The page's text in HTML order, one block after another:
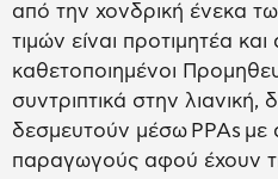
από την χονδρική ένεκα
τιμών είναι προτιμητέα
καθετοποιημένοι
συντριπτικά στην
δεσμευτούν μέσω PPAs με
παραγωγούς αφού έχουν